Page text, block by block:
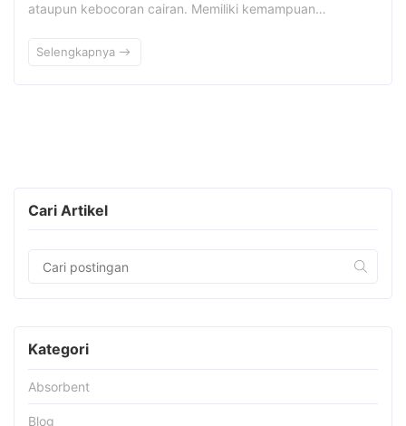
ataupun kebocoran cairan. Memiliki kemampuan…
Selengkapnya
Cari Artikel
Kategori
Absorbent
Blog